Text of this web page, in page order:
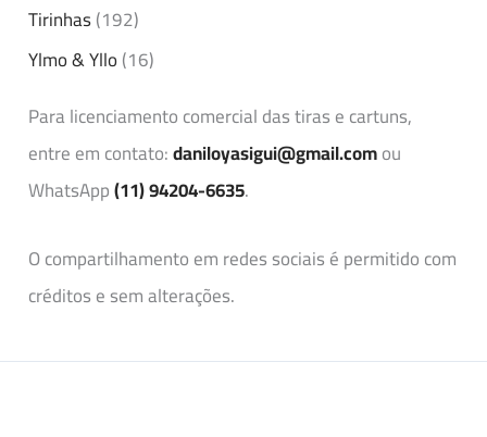
Tirinhas(192)
Ylmo & Yllo(16)
Para licenciamento comercial das tiras e cartuns,
entre em contato:daniloyasigui@gmail.comou
WhatsApp(11) 94204-6635.
O compartilhamento em redes sociais é permitido com
créditos e sem alterações.